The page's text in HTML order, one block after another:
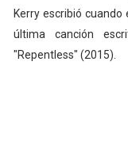
Kerry escribió
última canción
"Repentless" (2015).